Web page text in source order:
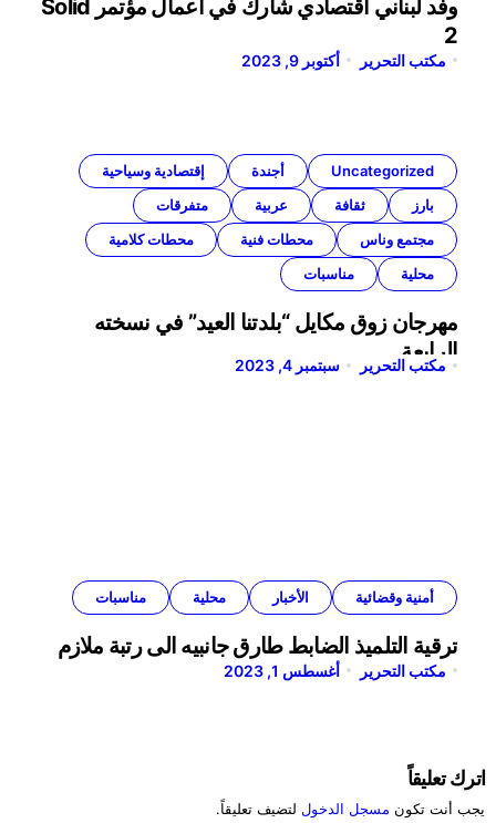
وفد لبناني اقتصادي شارك في اعمال مؤتمر Solid
2
مكتب التحرير أكتوبر 9, 2023
Uncategorized أجندة
إقتصادية وسياحية
بارز
ثقافة عربية
متفرقات
مجتمع وناس
محطات فنية
محطات كلامية
محلية
مناسبات
مهرجان زوق مكايل “بلدتنا العيد” في نسخته
الرابعة
مكتب التحرير سبتمبر 4, 2023
أمنية وقضائية الأخبار محلية مناسبات
ترقية التلميذ الضابط طارق جانبيه الى رتبة ملازم
مكتب التحرير أغسطس 1, 2023
اترك تعليقاً
يجب أنت تكون مسجل الدخول لتضيف تعليقاً.